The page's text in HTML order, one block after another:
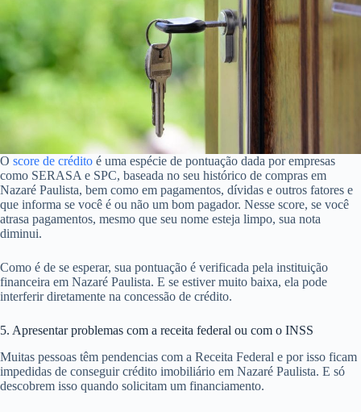
O score de crédito é uma espécie de pontuação dada por empresas
como SERASA e SPC, baseada no seu histórico de compras em
Nazaré Paulista, bem como em pagamentos, dívidas e outros fatores e
que informa se você é ou não um bom pagador. Nesse score, se você
atrasa pagamentos, mesmo que seu nome esteja limpo, sua nota
diminui.
Como é de se esperar, sua pontuação é verificada pela instituição
financeira em Nazaré Paulista. E se estiver muito baixa, ela pode
interferir diretamente na concessão de crédito.
5. Apresentar problemas com a receita federal ou com o INSS
Muitas pessoas têm pendencias com a Receita Federal e por isso ficam
impedidas de conseguir crédito imobiliário em Nazaré Paulista. E só
descobrem isso quando solicitam um financiamento.